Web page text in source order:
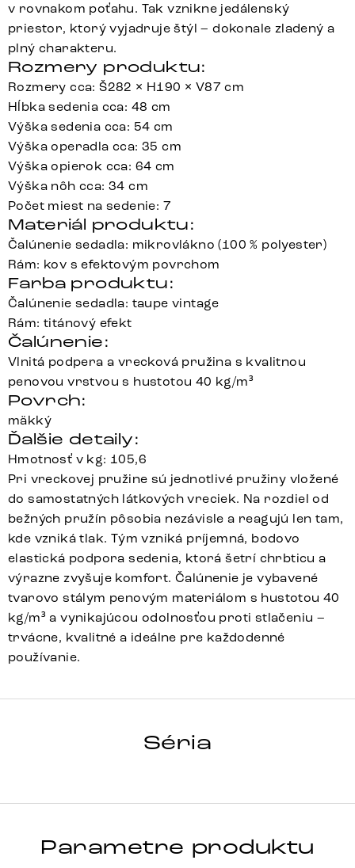
v rovnakom poťahu. Tak vznikne jedálenský
priestor, ktorý vyjadruje štýl – dokonale zladený a
plný charakteru.
Rozmery produktu:
Rozmery cca: Š282 × H190 × V87 cm
Hĺbka sedenia cca: 48 cm
Výška sedenia cca: 54 cm
Výška operadla cca: 35 cm
Výška opierok cca: 64 cm
Výška nôh cca: 34 cm
Počet miest na sedenie: 7
Materiál produktu:
Čalúnenie sedadla: mikrovlákno (100 % polyester)
Rám: kov s efektovým povrchom
Farba produktu:
Čalúnenie sedadla: taupe vintage
Rám: titánový efekt
Čalúnenie:
Vlnitá podpera a vrecková pružina s kvalitnou
penovou vrstvou s hustotou 40 kg/m³
Povrch:
mäkký
Ďalšie detaily:
Hmotnosť v kg: 105,6
Pri vreckovej pružine sú jednotlivé pružiny vložené
do samostatných látkových vreciek. Na rozdiel od
bežných pružín pôsobia nezávisle a reagujú len tam,
kde vzniká tlak. Tým vzniká príjemná, bodovo
elastická podpora sedenia, ktorá šetrí chrbticu a
výrazne zvyšuje komfort. Čalúnenie je vybavené
tvarovo stálym penovým materiálom s hustotou 40
kg/m³ a vynikajúcou odolnosťou proti stlačeniu –
trvácne, kvalitné a ideálne pre každodenné
používanie.
Séria
TAYA-FLEX
Parametre produktu